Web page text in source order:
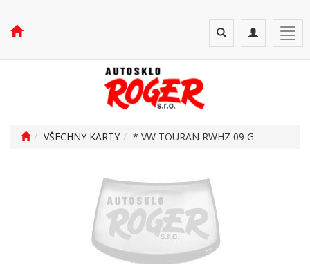
Toggle
navigation
Toggle
search
VŠECHNY KARTY * VW TOURAN RWHZ 09 G -